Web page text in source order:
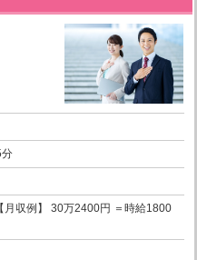
月収例】 30万2400円 ＝時給1800